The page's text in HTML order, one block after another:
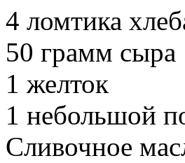
4 ломтика
50 грамм сыра
1 желток
1 небольшой
Сливочное